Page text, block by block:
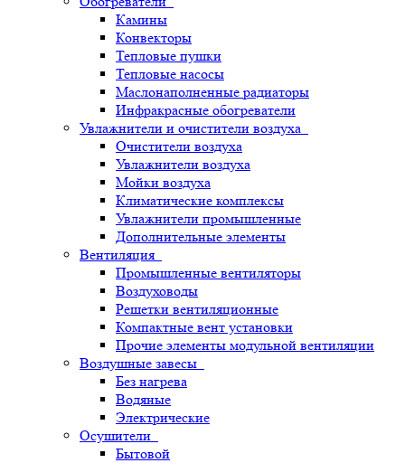
Камины
Конвекторы
Тепловые пушки
Тепловые насосы
Маслонаполненные радиаторы
Инфракрасные обогреватели
Увлажнители и очистители воздуха
Очистители воздуха
Увлажнители воздуха
Мойки воздуха
Климатические комплексы
Увлажнители промышленные
Дополнительные элементы
Вентиляция
Промышленные вентиляторы
Воздуховоды
Решетки вентиляционные
Компактные вент установки
Прочие элементы модульной вентиляции
Воздушные завесы
Без нагрева
Водяные
Электрические
Осушители
Бытовой